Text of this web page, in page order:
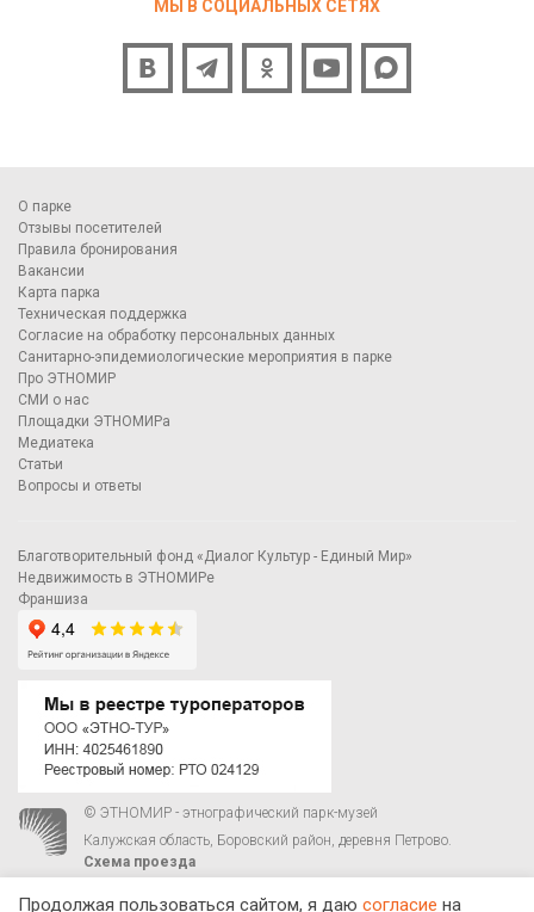
МЫ В СОЦИАЛЬНЫХ СЕТЯХ
О парке
Отзывы посетителей
Правила бронирования
Вакансии
Карта парка
Техническая поддержка
Согласие на обработку персональных данных
Санитарно-эпидемиологические мероприятия в парке
Про ЭТНОМИР
СМИ о нас
Площадки ЭТНОМИРа
Медиатека
Статьи
Вопросы и ответы
Благотворительный фонд «Диалог Культур - Единый Мир»
Недвижимость в ЭТНОМИРе
Франшиза
© ЭТНОМИР - этнографический парк-музей
Калужская область, Боровский район, деревня Петрово.
Схема проезда
Продолжая пользоваться сайтом, я даю согласие на